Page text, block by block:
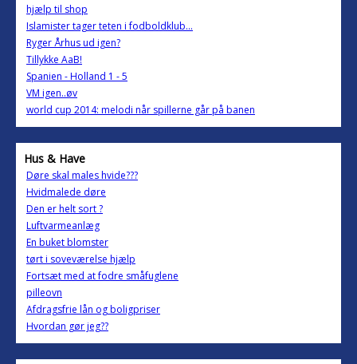
hjælp til shop
Islamister tager teten i fodboldklub...
Ryger Århus ud igen?
Tillykke AaB!
Spanien - Holland 1 - 5
VM igen..øv
world cup 2014: melodi når spillerne går på banen
Hus & Have
Døre skal males hvide???
Hvidmalede døre
Den er helt sort ?
Luftvarmeanlæg
En buket blomster
tørt i soveværelse hjælp
Fortsæt med at fodre småfuglene
pilleovn
Afdragsfrie lån og boligpriser
Hvordan gør jeg??